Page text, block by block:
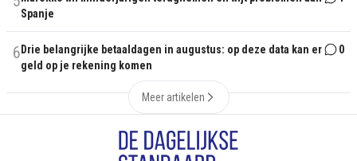
Spanje
6 Drie belangrijke betaaldagen in augustus: op deze data kan er
geld op je rekening komen
0
Meer artikelen